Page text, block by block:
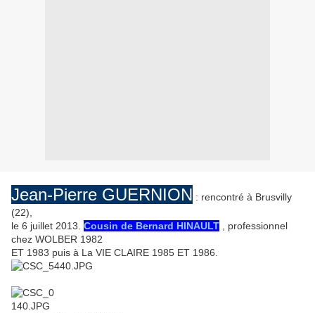
Jean-Pierre GUERNION : rencontré à Brusvilly
(22),
le 6 juillet 2013. Cousin de Bernard HINAULT , professionnel
chez WOLBER 1982
ET 1983 puis à La VIE CLAIRE 1985 ET 1986.